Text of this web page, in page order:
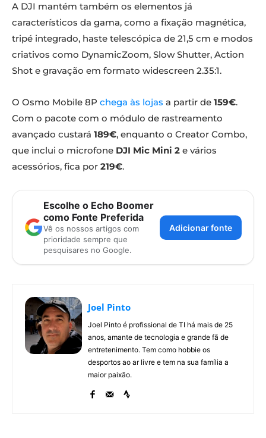
A DJI mantém também os elementos já
característicos da gama, como a fixação magnética,
tripé integrado, haste telescópica de 21,5 cm e modos
criativos como DynamicZoom, Slow Shutter, Action
Shot e gravação em formato widescreen 2.35:1.
O Osmo Mobile 8P chega às lojas a partir de 159€.
Com o pacote com o módulo de rastreamento
avançado custará 189€, enquanto o Creator Combo,
que inclui o microfone DJI Mic Mini 2 e vários
acessórios, fica por 219€.
Escolhe o Echo Boomer
como Fonte Preferida
Vê os nossos artigos com
prioridade sempre que
pesquisares no Google.
Adicionar fonte
Joel Pinto
Joel Pinto é profissional de TI há mais de 25
anos, amante de tecnologia e grande fã de
entretenimento. Tem como hobbie os
desportos ao ar livre e tem na sua família a
maior paixão.